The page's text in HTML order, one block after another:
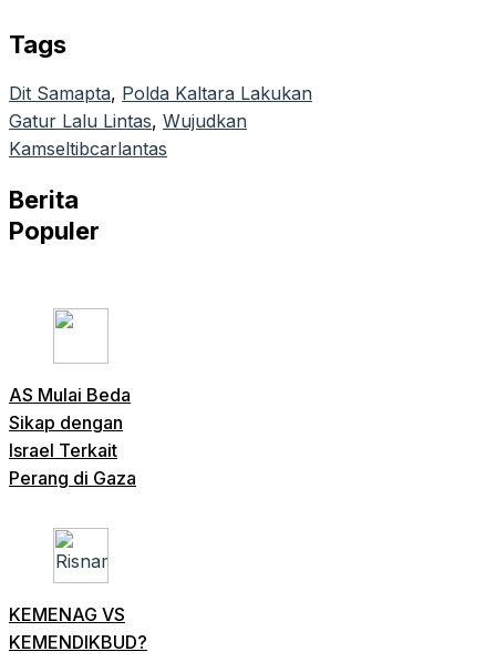
Tags
Dit Samapta, Polda Kaltara Lakukan
Gatur Lalu Lintas, Wujudkan
Kamseltibcarlantas
Berita
Populer
AS Mulai Beda
Sikap dengan
Israel Terkait
Perang di Gaza
KEMENAG VS
KEMENDIKBUD?